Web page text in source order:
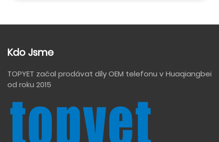
Kdo Jsme
TOPYET začal prodávat díly OEM telefonu v Huaqiangbei
od roku 2015